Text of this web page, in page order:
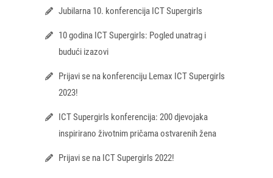
Jubilarna 10. konferencija ICT Supergirls
10 godina ICT Supergirls: Pogled unatrag i
budući izazovi
Prijavi se na konferenciju Lemax ICT Supergirls
2023!
ICT Supergirls konferencija: 200 djevojaka
inspirirano životnim pričama ostvarenih žena
Prijavi se na ICT Supergirls 2022!